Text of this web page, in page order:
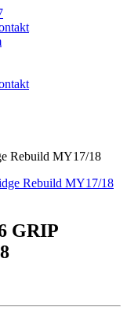
Rebuild MY17/18
GRIP